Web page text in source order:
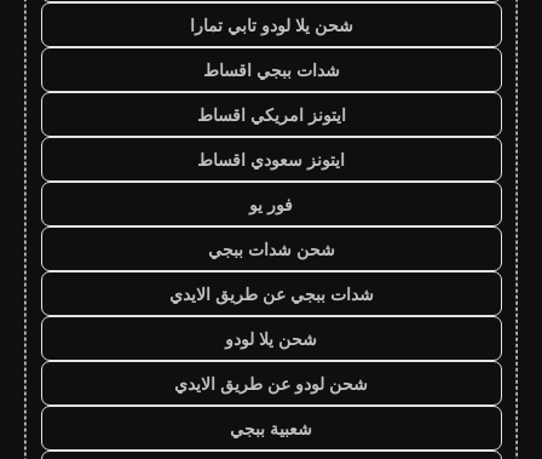
شحن يلا لودو تابي تمارا
شدات ببجي اقساط
ايتونز امريكي اقساط
ايتونز سعودي اقساط
فور يو
شحن شدات ببجي
شدات ببجي عن طريق الايدي
شحن يلا لودو
شحن لودو عن طريق الايدي
شعبية ببجي